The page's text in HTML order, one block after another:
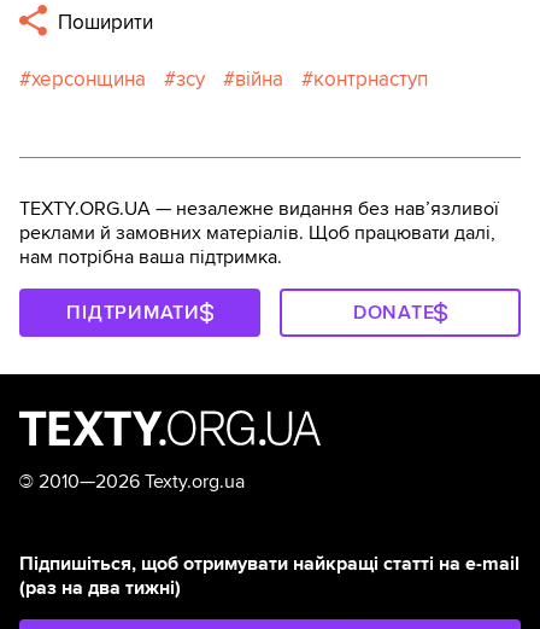
Поширити
херсонщина зсу війна контрнаступ
TEXTY.ORG.UA — незалежне видання без навʼязливої
реклами й замовних матеріалів. Щоб працювати далі,
нам потрібна ваша підтримка.
ПІДТРИМАТИ DONATE
© 2010—2026 Texty.org.ua
Підпишіться, щоб отримувати найкращі статті на e-mail
(раз на два тижні)